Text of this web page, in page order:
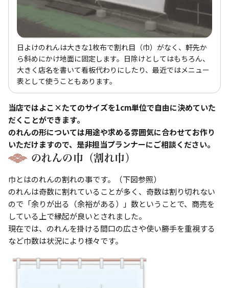
日よけのれんは大きな1枚布で割れ目（巾）がなく、軒先か
ら斜めにかけ地面に固定します。日除けとしてはもちろん、
大きく店名を書いて看板代わりにしたり、最近ではメニュー
表として使うこともあります。
当店ではよこ×たてのサイズを1cm単位で自由に決めていた
だくことができます。
のれんの形については用途や求める雰囲気に合わせてお作り
いただけますので、是非担当プランナーにご相談ください。
のれんの巾（割れ巾）
巾とはのれんの割れの事です。（下図参照）
のれんは奇数に割れていることが多く、奇数は割り切れない
ので「余りが出る（余裕がある）」数ということで、商売を
している上で縁起が良いとされました。
現在では、のれんを掛ける間口の広さや使い勝手を重視する
など巾数は状況により様々です。